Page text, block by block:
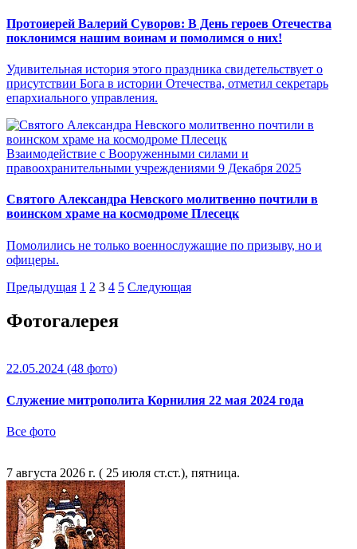
Протоиерей Валерий Суворов: В День героев Отечества
поклонимся нашим воинам и помолимся о них!
Удивительная история этого праздника свидетельствует о
присутствии Бога в истории Отечества, отметил секретарь
епархиального управления.
Взаимодействие с Вооруженными силами и
правоохранительными учреждениями 9 Декабря 2025
Святого Александра Невского молитвенно почтили в
воинском храме на космодроме Плесецк
Помолились не только военнослужащие по призыву, но и
офицеры.
Предыдущая 1 2 3 4 5 Следующая
Фотогалерея
22.05.2024 (48 фото)
Служение митрополита Корнилия 22 мая 2024 года
Все фото
7 августа 2026 г. ( 25 июля ст.ст.), пятница.